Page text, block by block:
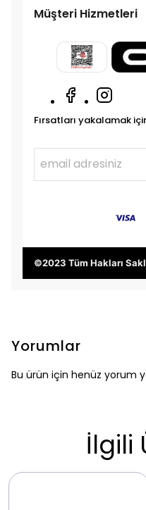
Müşteri Hizmetleri
Fırsatları yakalamak
©2023 Tüm Hakları
Yorumlar
Bu ürün için henüz yorum
İlgili